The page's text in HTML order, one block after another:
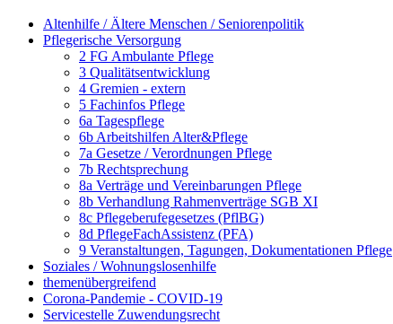
Altenhilfe / Ältere Menschen / Seniorenpolitik
Pflegerische Versorgung
2 FG Ambulante Pflege
3 Qualitätsentwicklung
4 Gremien - extern
5 Fachinfos Pflege
6a Tagespflege
6b Arbeitshilfen Alter&Pflege
7a Gesetze / Verordnungen Pflege
7b Rechtsprechung
8a Verträge und Vereinbarungen Pflege
8b Verhandlung Rahmenverträge SGB XI
8c Pflegeberufegesetzes (PflBG)
8d PflegeFachAssistenz (PFA)
9 Veranstaltungen, Tagungen, Dokumentationen Pflege
Soziales / Wohnungslosenhilfe
themenübergreifend
Corona-Pandemie - COVID-19
Servicestelle Zuwendungsrecht